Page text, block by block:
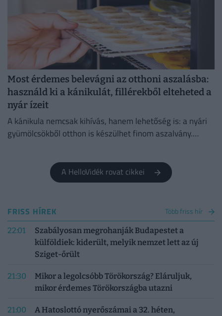
Most érdemes belevágni az otthoni aszalásba:
használd ki a kánikulát, fillérekből elteheted a
nyár ízeit
A kánikula nemcsak kihívás, hanem lehetőség is: a nyári
gyümölcsökből otthon is készülhet finom aszalvány.
A HelloVidék rovat cikkei
FRISS HÍREK Több friss hír
22:01
Szabályosan megrohanják Budapestet a
külföldiek: kiderült, melyik nemzet lett az új
Sziget-őrült
21:30
Mikor a legolcsóbb Törökország? Eláruljuk,
mikor érdemes Törökországba utazni
21:00
A Hatoslottó nyerőszámai a 32. héten,